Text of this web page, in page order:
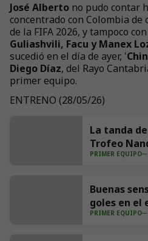
José Alberto no pudo contar
concentrado con Colombia de
de la FIFA 2026, y tampoco
Guliashvili, Facu y Manex
sucedió en el día de ayer, '
Diego Díaz, del Rayo
primer equipo.
ENTRENO (28/05/26)
La tanda
Trofeo
PRIMER EQUIPO
Buenas
goles en el
Sporting (4-
PRIMER EQUIPO